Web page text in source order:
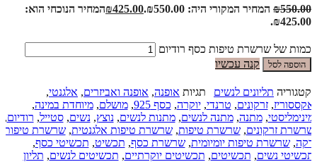
₪550.00 המחיר המקורי היה: ₪550.00. ₪425.00
המחיר הנוכחי הוא:
₪425.00.
כמות של שרשרת טיפות כסף רודיום
הוספה לסל קנה עכשיו
קטגוריה תליונים לנשים תגיות אופנה, אופנה ואביזרים, אלגנטי,
אקססוריז,זרקונים, טרנדי,יוקרה, כסף 925 ,מושלם,מיוחדת במינה,
מינימליסטי,מתנה,מתנה לנשים,מתנות לנשים,נוצץ,נשים,סטייל, רודיום,
שרשרת זרקונים,שרשרת טיפות,שרשרת טיפות אלגנטית,שרשרת טיפות
דקה,שרשרת טיפות יומיומית,שרשרת כסף, תכשיט, תכשיטי כסף,
תכשיטי נשים, תכשיטים, תכשיטים יוקרתיים, תכשיטים לנשים, תליון